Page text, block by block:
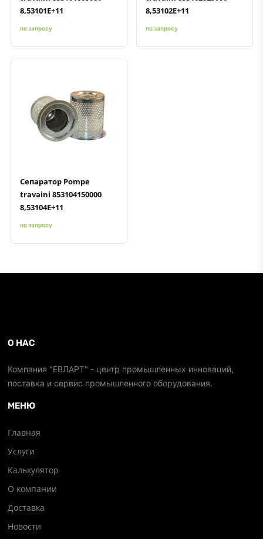
8,53101E+11
по запросу
8,53102E+11
по запросу
Быстрый просмотрДобавить к сравнению
Добавить в избранное
Сепаратор Pompe
travaini 853104150000
8,53104E+11
по запросу
О НАС
Компания "ЕВЛАРТ" - центр промышленных инноваций,
поставка и сервис промышленного оборудования.
МЕНЮ
Главная
Услуги
Калькулятор
О компании
Доставка
Новости